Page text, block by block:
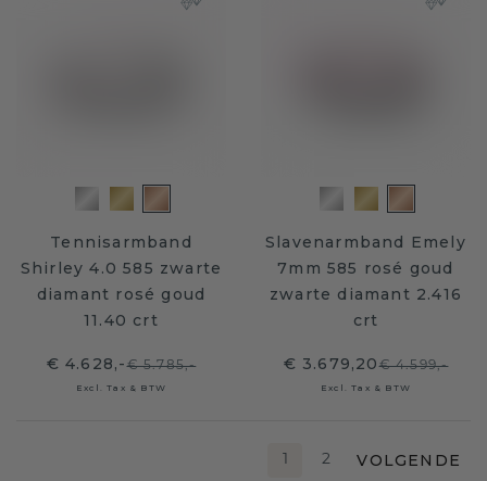
Tennisarmband
Shirley 4.0 585 zwarte
diamant rosé goud
11.40 crt
€ 4.628,-€ 5.785,-
Excl. Tax & BTW
Slavenarmband Emely
7mm 585 rosé goud
zwarte diamant 2.416
crt
€ 3.679,20€ 4.599,-
Excl. Tax & BTW
1 2 VOLGENDE